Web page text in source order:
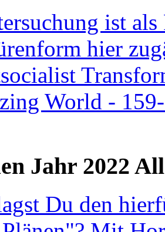
ist
hier
World -
Jahr 2022
Du den